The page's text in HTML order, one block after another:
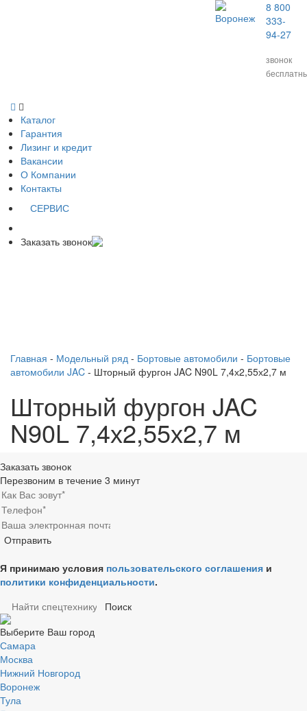
Воронеж
8 800
333-
94-27
звонок
Каталог
Гарантия
Лизинг и кредит
Вакансии
О Компании
Контакты
СЕРВИС
Заказать звонок
Главная - Модельный ряд - Бортовые автомобили - Бортовые
автомобили JAC - Шторный фургон JAC N90L 7,4х2,55х2,7 м
Шторный фургон JAC
N90L 7,4х2,55х2,7 м
Заказать звонок
Перезвоним в течение 3 минут
Я принимаю условия пользовательского соглашения и
политики конфиденциальности.
Выберите Ваш город
Самара
Москва
Нижний Новгород
Воронеж
Тула